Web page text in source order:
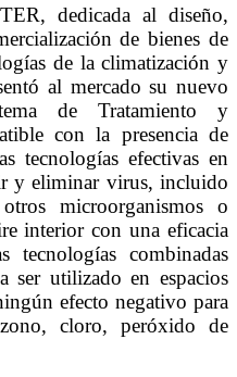
dedicada al diseño,
de bienes de
de la climatización y
al mercado su nuevo
de Tratamiento y
con la presencia de
tecnologías efectivas en
y eliminar virus, incluido
microorganismos o
interior con una eficacia
tecnologías combinadas
ser utilizado en espacios
efecto negativo para
cloro, peróxido de